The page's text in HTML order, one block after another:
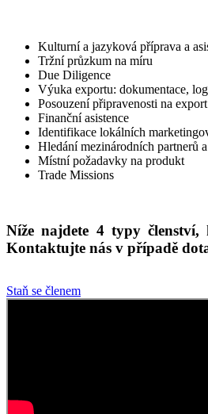
Kulturní a jazyková příprava a
Tržní průzkum na míru
Due Diligence
Výuka exportu: dokumentace,
Posouzení připravenosti na export
Finanční asistence
Identifikace lokálních
Hledání mezinárodních partnerů
Místní požadavky na produkt
Trade Missions
Níže najdete 4 typy členství,
Kontaktujte nás v případě
Staň se členem